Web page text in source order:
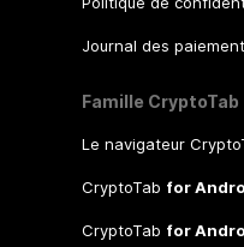
Journal des
Famille CryptoTab
Le navigateur
CryptoTab for
CryptoTab for